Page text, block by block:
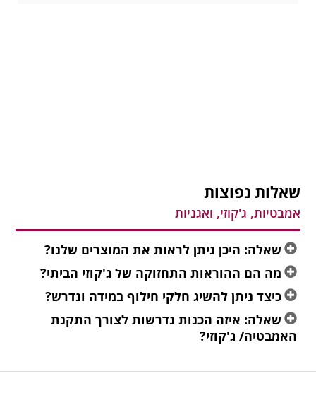
שאלות נפוצות
אמבטיות, ג'קוזי, ואגניות
שאלה: היכן ניתן לראות את המוצרים שלנו?
מה הם ההוראות התחזוקה של ג'קוזי הביתי?
כיצד ניתן להשיג חלקי חילוף במידה ונדרש?
שאלה: איזה הכנות נדרשות לצורך התקנת
האמבטיה/ ג'קוזי?